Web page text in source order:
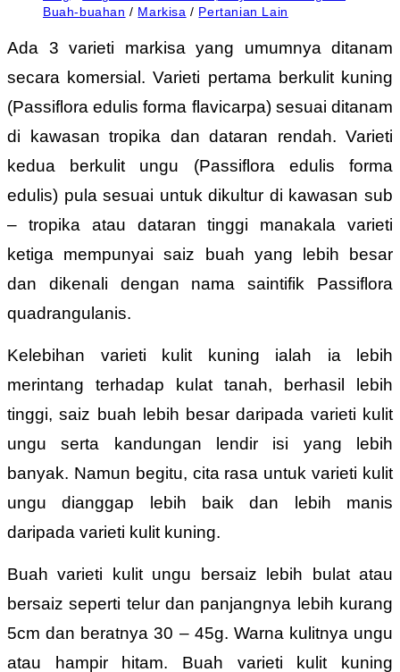
category:
Buah-buahan / Markisa / Pertanian Lain
Ada 3 varieti markisa yang umumnya ditanam
secara komersial. Varieti pertama berkulit kuning
(Passiflora edulis forma flavicarpa) sesuai ditanam
di kawasan tropika dan dataran rendah. Varieti
kedua berkulit ungu (Passiflora edulis forma
edulis) pula sesuai untuk dikultur di kawasan sub
– tropika atau dataran tinggi manakala varieti
ketiga mempunyai saiz buah yang lebih besar
dan dikenali dengan nama saintifik Passiflora
quadrangulanis.
Kelebihan varieti kulit kuning ialah ia lebih
merintang terhadap kulat tanah, berhasil lebih
tinggi, saiz buah lebih besar daripada varieti kulit
ungu serta kandungan lendir isi yang lebih
banyak. Namun begitu, cita rasa untuk varieti kulit
ungu dianggap lebih baik dan lebih manis
daripada varieti kulit kuning.
Buah varieti kulit ungu bersaiz lebih bulat atau
bersaiz seperti telur dan panjangnya lebih kurang
5cm dan beratnya 30 – 45g. Warna kulitnya ungu
atau hampir hitam. Buah varieti kulit kuning